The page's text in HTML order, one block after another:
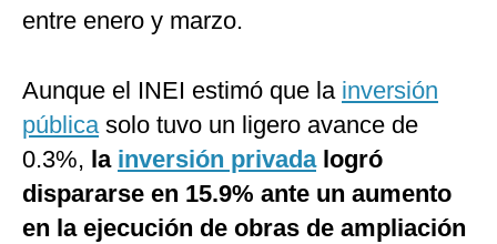
entre enero y marzo.
Aunque el INEI estimó que la inversión
públicasolo tuvo un ligero avance de
0.3%, la inversión privadalogró
dispararse en 15.9% ante un aumento
en la ejecución de obras de ampliación